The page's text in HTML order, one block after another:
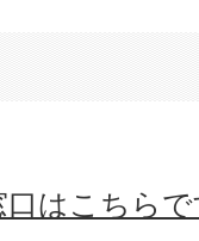
はこちら